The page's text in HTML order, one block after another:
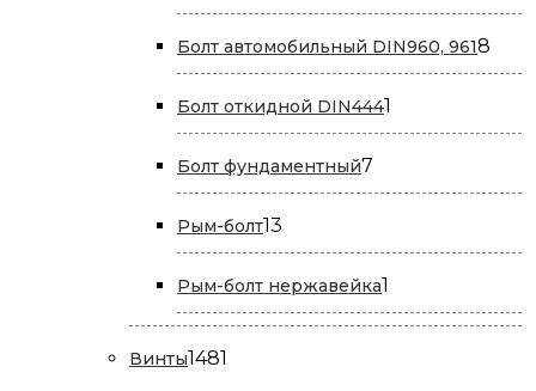
товаров
Болт автомобильный DIN960, 9618
Болт откидной DIN4441
товар
Болт фундаментный7
товаров
Рым-болт13
товаров
Рым-болт нержавейка1
товар
Винты1481